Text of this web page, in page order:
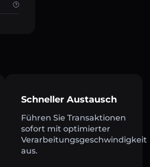
Schneller Austausch
Führen Sie Transaktionen
sofort mit optimierter
Verarbeitungsgeschwindigkeit
aus.